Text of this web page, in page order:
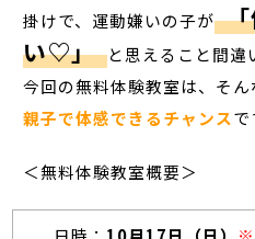
掛けで、運動嫌いの子が
い♡」 と思えること間違
今回の無料体験教室は、そ
親子で体感できるチャンス
＜無料体験教室概要＞